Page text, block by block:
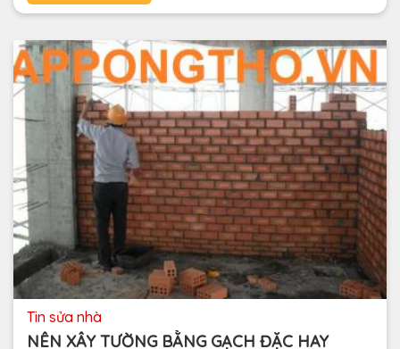
tin sửa nhà
NÊN XÂY TƯỜNG BẰNG GẠCH ĐẶC HAY